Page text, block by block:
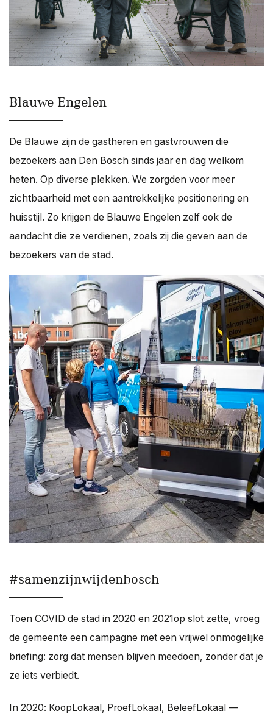
Blauwe Engelen
De Blauwe zijn de gastheren en gastvrouwen die
bezoekers aan Den Bosch sinds jaar en dag welkom
heten. Op diverse plekken. We zorgden voor meer
zichtbaarheid met een aantrekkelijke positionering en
huisstijl. Zo krijgen de Blauwe Engelen zelf ook de
aandacht die ze verdienen, zoals zij die geven aan de
bezoekers van de stad.
#samenzijnwijdenbosch
Toen COVID de stad in 2020 en 2021op slot zette, vroeg
de gemeente een campagne met een vrijwel onmogelijke
briefing: zorg dat mensen blijven meedoen, zonder dat je
ze iets verbiedt.
In 2020: KoopLokaal, ProefLokaal, BeleefLokaal —